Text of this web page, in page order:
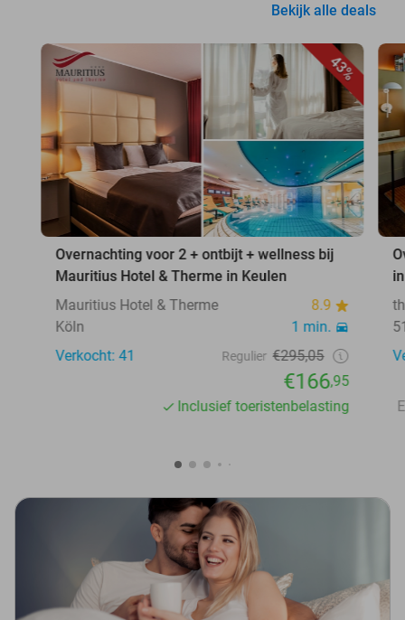
Bekijk alle deals
43%
Overnachting voor 2 + ontbijt + wellness bij
Mauritius Hotel & Therme in Keulen
Mauritius Hotel & Therme
8.9
Köln
1 min.
Verkocht: 41
Regulier €295,05
€166,95
Inclusief toeristenbelasting